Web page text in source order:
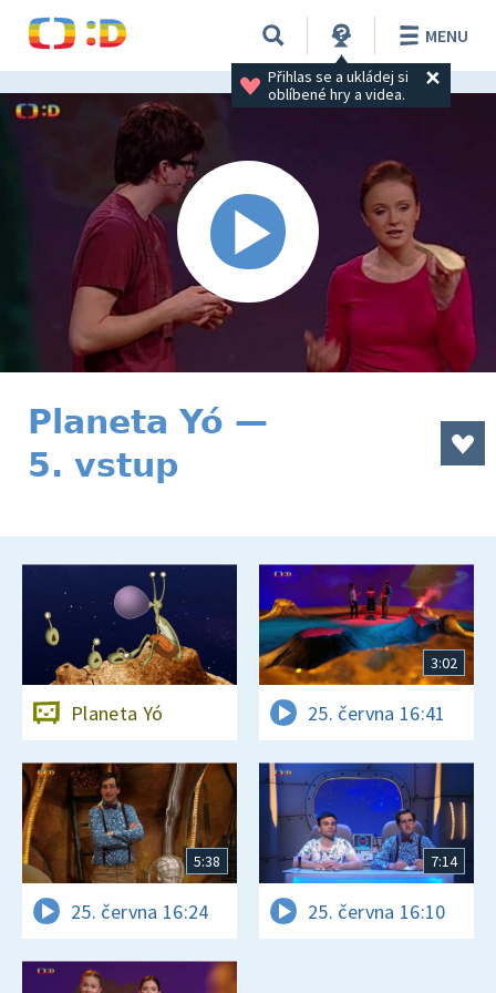
Přihlas se a ukládej si
oblíbené hry a videa.
MENU
Planeta Yó —
5. vstup
Planeta Yó
3:02
25. června 16:41
5:38
25. června 16:24
7:14
25. června 16:10